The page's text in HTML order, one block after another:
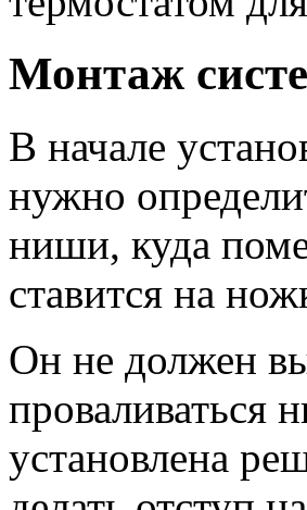
Монтаж
В начале
нужно
ниши, куда
ставится на
Он не должен
проваливаться
установлена